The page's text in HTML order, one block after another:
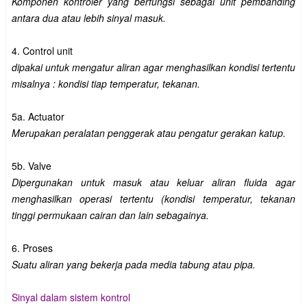
antara dua atau lebih sinyal masuk.
4. Control unit
dipakai untuk mengatur aliran agar menghasilkan kondisi tertentu
misalnya : kondisi tiap temperatur, tekanan.
5a. Actuator
Merupakan peralatan penggerak atau pengatur gerakan katup.
5b. Valve
Dipergunakan untuk masuk atau keluar aliran fluida agar
menghasilkan operasi tertentu (kondisi temperatur, tekanan
tinggi permukaan cairan dan lain sebagainya.
6. Proses
Suatu aliran yang bekerja pada media tabung atau pipa.
Sinyal dalam sistem kontrol